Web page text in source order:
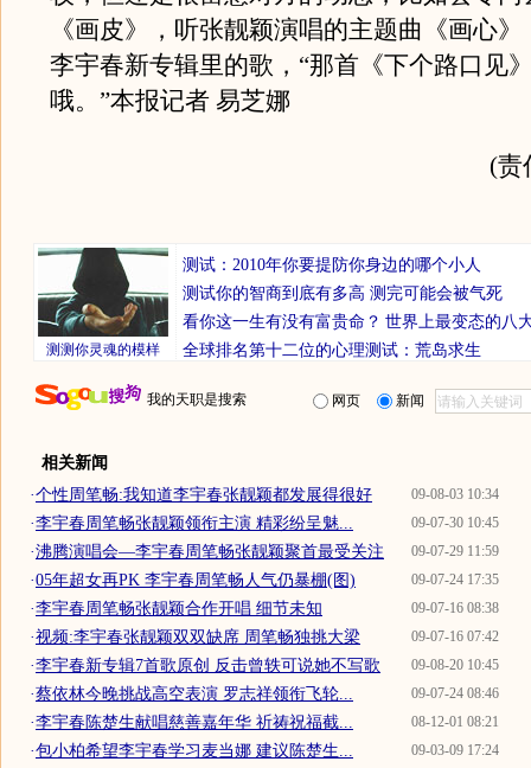
《画皮》，听张靓颖演唱的主题曲《画心
李宇春新专辑里的歌，“那首《下个路口见
哦。”本报记者 易芝娜
(责
测测你灵魂的模样
测试：2010年你要提防你身边的哪个小人
测试你的智商到底有多高 测完可能会被气死
看你这一生有没有富贵命？ 世界上最变态的八
全球排名第十二位的心理测试：荒岛求生
我的天职是搜索 网页 新闻
相关新闻
09-08-03 10:34
·个性周笔畅:我知道李宇春张靓颖都发展得很好
09-07-30 10:45
·李宇春周笔畅张靓颖领衔主演 精彩纷呈魅...
09-07-29 11:59
·沸腾演唱会—李宇春周笔畅张靓颖聚首最受关注
09-07-24 17:35
·05年超女再PK 李宇春周笔畅人气仍暴棚(图)
09-07-16 08:38
·李宇春周笔畅张靓颖合作开唱 细节未知
09-07-16 07:42
·视频:李宇春张靓颖双双缺席 周笔畅独挑大梁
09-08-20 10:45
·李宇春新专辑7首歌原创 反击曾轶可说她不写歌
09-07-24 08:46
·蔡依林今晚挑战高空表演 罗志祥领衔飞轮...
08-12-01 08:21
·李宇春陈楚生献唱慈善嘉年华 祈祷祝福截...
09-03-09 17:24
·包小柏希望李宇春学习麦当娜 建议陈楚生...